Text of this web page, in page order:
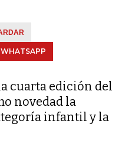
cuarta edición del
novedad la
infantil y la